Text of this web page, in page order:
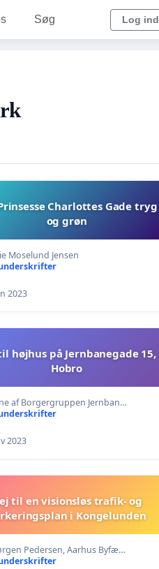
Søg Log ind
Charlottes Gade tryg
og grøn
Moselund Jensen
2023
højhus på Jernbanegade 15,
Hobro
af Borgergruppen Jernban…
2023
til en visionsløs trafik- og
i Kongelunden
Pedersen, Aarhus Byfæ…